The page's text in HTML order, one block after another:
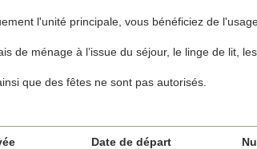
l'unité principale, vous bénéficiez de
de ménage à l’issue du séjour, le linge de lit,
que des fêtes ne sont pas autorisés.
Date de départ